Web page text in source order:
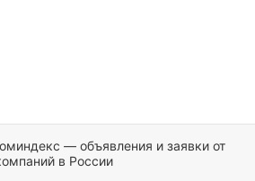
— объявления и заявки от
в России